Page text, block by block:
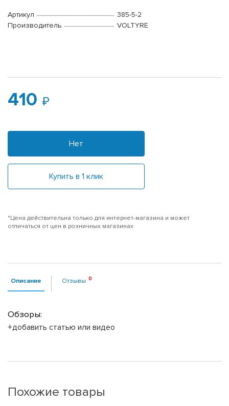
Артикул
385-5-2
Производитель
VOLTYRE
410
Нет
Купить в 1 клик
*Цена действительна только для интернет-магазина и может
отличаться от цен в розничных магазинах
Описание Отзывы
Обзоры:
+добавить статью или видео
Похожие товары